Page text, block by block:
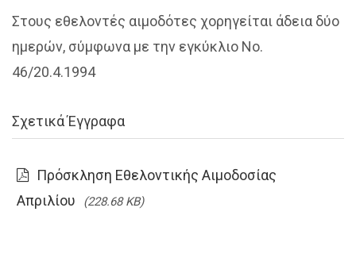
Στους εθελοντές αιμοδότες χορηγείται άδεια δύο
ημερών, σύμφωνα με την εγκύκλιο Νο.
46/20.4.1994
Σχετικά Έγγραφα
Πρόσκληση Εθελοντικής Αιμοδοσίας
Απριλίου
(228.68 KB)